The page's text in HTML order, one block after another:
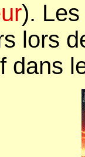
).
lors
dans